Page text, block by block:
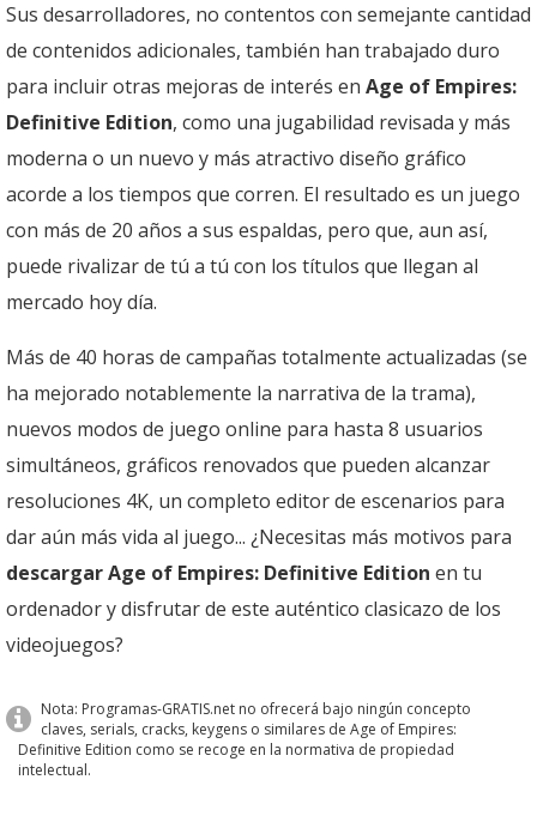
Sus desarrolladores, no contentos con semejante cantidad
de contenidos adicionales, también han trabajado duro
para incluir otras mejoras de interés en Age of Empires:
Definitive Edition, como una jugabilidad revisada y más
moderna o un nuevo y más atractivo diseño gráfico
acorde a los tiempos que corren. El resultado es un juego
con más de 20 años a sus espaldas, pero que, aun así,
puede rivalizar de tú a tú con los títulos que llegan al
mercado hoy día.
Más de 40 horas de campañas totalmente actualizadas (se
ha mejorado notablemente la narrativa de la trama),
nuevos modos de juego online para hasta 8 usuarios
simultáneos, gráficos renovados que pueden alcanzar
resoluciones 4K, un completo editor de escenarios para
dar aún más vida al juego... ¿Necesitas más motivos para
descargar Age of Empires: Definitive Edition en tu
ordenador y disfrutar de este auténtico clasicazo de los
videojuegos?
Nota: Programas-GRATIS.net no ofrecerá bajo ningún concepto
claves, serials, cracks, keygens o similares de Age of Empires:
Definitive Edition como se recoge en la normativa de propiedad
intelectual.